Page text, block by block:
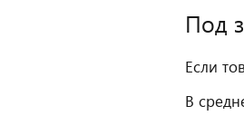
Под
Если
В